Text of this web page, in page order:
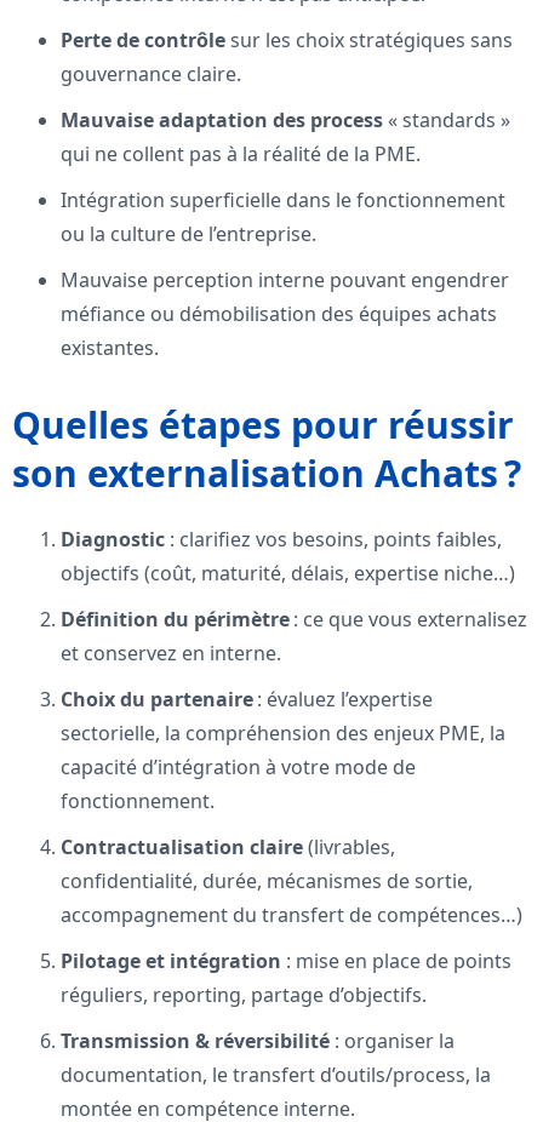
Perte de contrôlesur les choix stratégiques sans
gouvernance claire.
Mauvaise adaptation des process« standards »
qui ne collent pas à la réalité de la PME.
Intégration superficielle dans le fonctionnement
ou la culture de l’entreprise.
Mauvaise perception interne pouvant engendrer
méfiance ou démobilisation des équipes achats
existantes.
Quelles étapes pour réussir
son externalisation Achats ?
Diagnostic : clarifiez vos besoins, points faibles,
objectifs (coût, maturité, délais, expertise niche…)
Définition du périmètre: ce que vous externalisez
et conservez en interne.
Choix du partenaire: évaluez l’expertise
sectorielle, la compréhension des enjeux PME, la
capacité d’intégration à votre mode de
fonctionnement.
Contractualisation claire(livrables,
confidentialité, durée, mécanismes de sortie,
accompagnement du transfert de compétences…)
Pilotage et intégration : mise en place de points
réguliers, reporting, partage d’objectifs.
Transmission & réversibilité : organiser la
documentation, le transfert d’outils/process, la
montée en compétence interne.